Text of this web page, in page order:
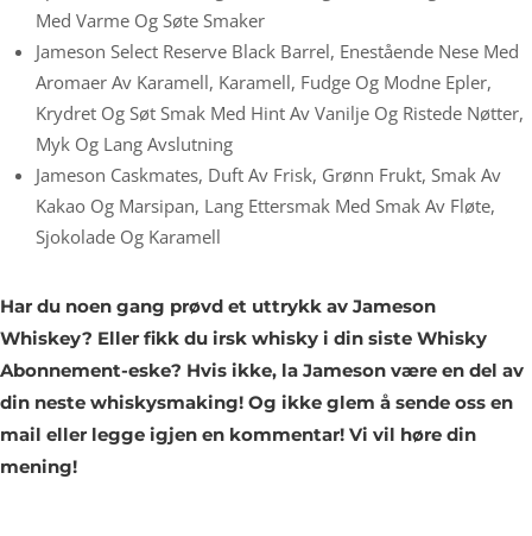
Med Varme Og Søte Smaker
Jameson Select Reserve Black Barrel, Enestående Nese Med
Aromaer Av Karamell, Karamell, Fudge Og Modne Epler,
Krydret Og Søt Smak Med Hint Av Vanilje Og Ristede Nøtter,
Myk Og Lang Avslutning
Jameson Caskmates, Duft Av Frisk, Grønn Frukt, Smak Av
Kakao Og Marsipan, Lang Ettersmak Med Smak Av Fløte,
Sjokolade Og Karamell
Har du noen gang prøvd et uttrykk av Jameson
Whiskey? Eller fikk du irsk whisky i din siste Whisky
Abonnement-eske? Hvis ikke, la Jameson være en del av
din neste whiskysmaking! Og ikke glem å sende oss en
mail eller legge igjen en kommentar! Vi vil høre din
mening!